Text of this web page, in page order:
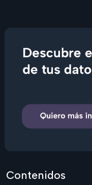
Contenidos